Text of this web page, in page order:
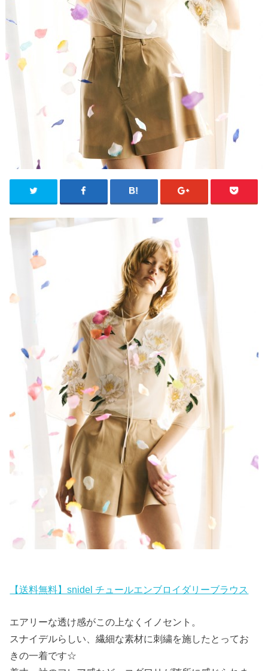
【送料無料】snidel チュールエンブロイダリーブラウス
エアリーな透け感がこの上なくイノセント。
スナイデルらしい、繊細な素材に刺繍を施したとってお
きの一着です☆